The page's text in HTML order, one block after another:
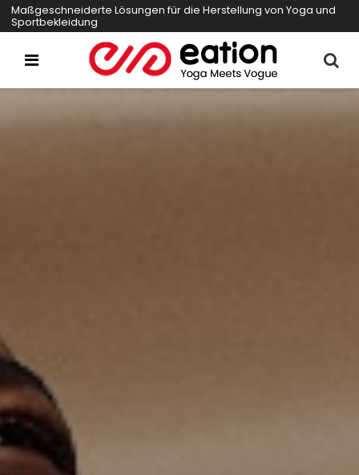
Maßgeschneiderte Lösungen für die Herstellung von Yoga und
Sportbekleidung